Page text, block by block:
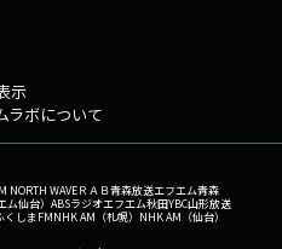
示
ラボについて
NORTH WAVEＲＡＢ青森放送エフエム青森
仙台） ABSラジオエフエム秋田YBC山形放送
くしまFMNHK AM（札幌） NHK AM（仙台）